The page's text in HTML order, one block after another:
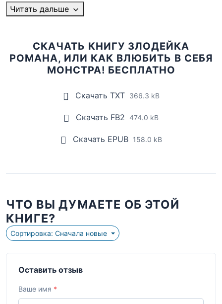
Читать дальше
СКАЧАТЬ КНИГУ ЗЛОДЕЙКА
РОМАНА, ИЛИ КАК ВЛЮБИТЬ В СЕБЯ
МОНСТРА! БЕСПЛАТНО
Скачать TXT 366.3 kB
Скачать FB2 474.0 kB
Скачать EPUB 158.0 kB
ЧТО ВЫ ДУМАЕТЕ ОБ ЭТОЙ
КНИГЕ?
Сортировка: Сначала новые
Оставить отзыв
Ваше имя *